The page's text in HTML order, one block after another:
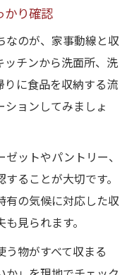
かり確認
なのが、家事動線と収
チンから洗面所、洗
に食品を収納する流
ョンしてみましょ
ットやパントリー、
ることが大切です。
有の気候に対応した収
見られます。
物がすべて収まる